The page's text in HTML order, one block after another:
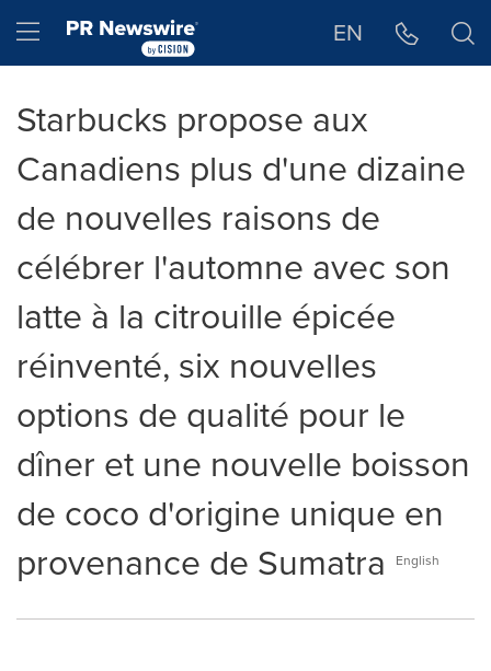
Hamburger menu EN
Starbucks propose aux
Canadiens plus d'une dizaine
de nouvelles raisons de
célébrer l'automne avec son
latte à la citrouille épicée
réinventé, six nouvelles
options de qualité pour le
dîner et une nouvelle boisson
de coco d'origine unique en
provenance de Sumatra
English